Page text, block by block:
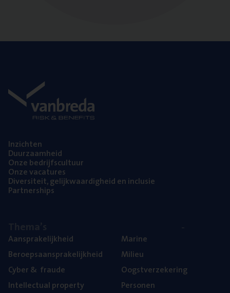
Inzich­ten
Duur­zaam­heid
Onze bedrijfs­cul­tuur
Onze vaca­tu­res
Diver­si­teit, gelijk­waar­dig­heid en inclusie
Part­ner­ships
Aan­spra­ke­lijk­heid
Beroeps­aan­spra­ke­lijk­heid
Cyber& fraude
Intel­lec­tu­al property
Mari­ne
Mili­eu
Oogst­ver­ze­ke­ring
Per­so­nen